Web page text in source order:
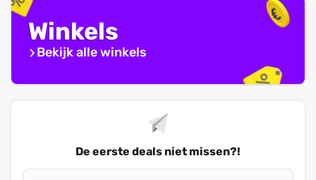
Winkels
Bekijk alle winkels
De eerste deals niet missen?!